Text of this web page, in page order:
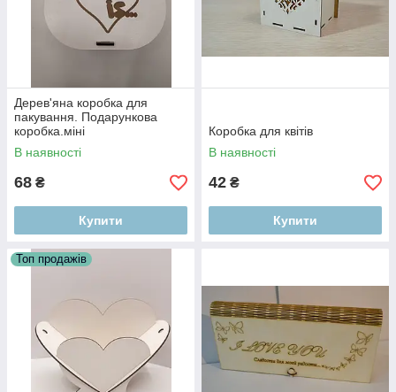
Дерев'яна коробка для
пакування. Подарункова
коробка.міні
В наявності
68 ₴
Купити
Коробка для квітів
В наявності
42 ₴
Купити
Топ продажів